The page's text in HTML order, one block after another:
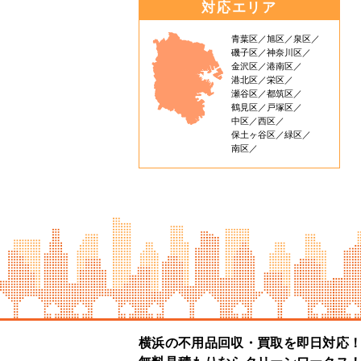
対応エリア
青葉区 旭区
泉区
磯子区
神奈川区
金沢区
港南区
港北区
栄区
瀬谷区
都筑区
鶴見区
戸塚区
中区
西区
保土ヶ谷区
緑区
南区
横浜の不用品回収・買取を即日対応